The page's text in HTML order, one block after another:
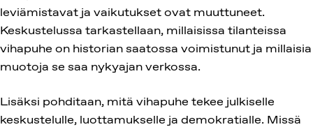
leviämistavat ja vaikutukset ovat muuttuneet.
Keskustelussa tarkastellaan, millaisissa tilanteissa
vihapuhe on historian saatossa voimistunut ja millaisia
muotoja se saa nykyajan verkossa.
Lisäksi pohditaan, mitä vihapuhe tekee julkiselle
keskustelulle, luottamukselle ja demokratialle. Missä